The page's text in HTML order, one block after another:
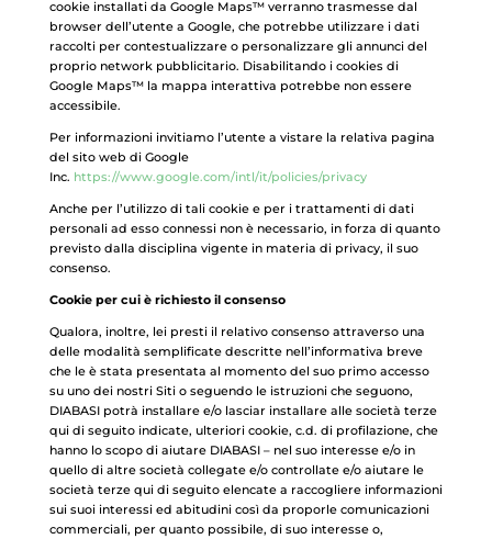
cookie installati da Google Maps™ verranno trasmesse dal
browser dell’utente a Google, che potrebbe utilizzare i dati
raccolti per contestualizzare o personalizzare gli annunci del
proprio network pubblicitario. Disabilitando i cookies di
Google Maps™ la mappa interattiva potrebbe non essere
accessibile.
Per informazioni invitiamo l’utente a vistare la relativa pagina
del sito web di Google
Inc. https://www.google.com/intl/it/policies/privacy
Anche per l’utilizzo di tali cookie e per i trattamenti di dati
personali ad esso connessi non è necessario, in forza di quanto
previsto dalla disciplina vigente in materia di privacy, il suo
consenso.
Cookie per cui è richiesto il consenso
Qualora, inoltre, lei presti il relativo consenso attraverso una
delle modalità semplificate descritte nell’informativa breve
che le è stata presentata al momento del suo primo accesso
su uno dei nostri Siti o seguendo le istruzioni che seguono,
DIABASI potrà installare e/o lasciar installare alle società terze
qui di seguito indicate, ulteriori cookie, c.d. di profilazione, che
hanno lo scopo di aiutare DIABASI – nel suo interesse e/o in
quello di altre società collegate e/o controllate­ e/o aiutare le
società terze qui di seguito elencate a raccogliere informazioni
sui suoi interessi ed abitudini così da proporle comunicazioni
commerciali, per quanto possibile, di suo interesse o,